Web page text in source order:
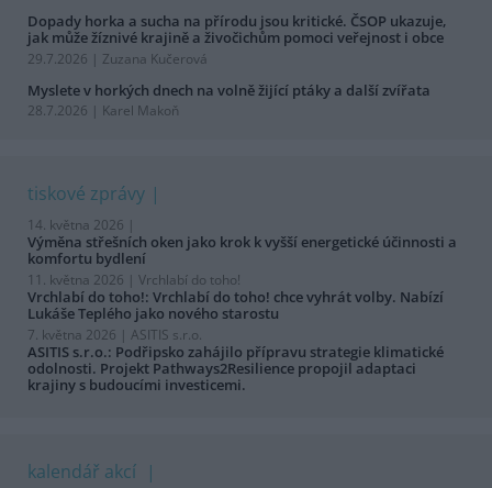
Dopady horka a sucha na přírodu jsou kritické. ČSOP ukazuje,
jak může žíznivé krajině a živočichům pomoci veřejnost i obce
29.7.2026 | Zuzana Kučerová
Myslete v horkých dnech na volně žijící ptáky a další zvířata
28.7.2026 | Karel Makoň
tiskové zprávy
14. května 2026 |
Výměna střešních oken jako krok k vyšší energetické účinnosti a
komfortu bydlení
11. května 2026 | Vrchlabí do toho!
Vrchlabí do toho!: Vrchlabí do toho! chce vyhrát volby. Nabízí
Lukáše Teplého jako nového starostu
7. května 2026 | ASITIS s.r.o.
ASITIS s.r.o.: Podřipsko zahájilo přípravu strategie klimatické
odolnosti. Projekt Pathways2Resilience propojil adaptaci
krajiny s budoucími investicemi.
kalendář akcí